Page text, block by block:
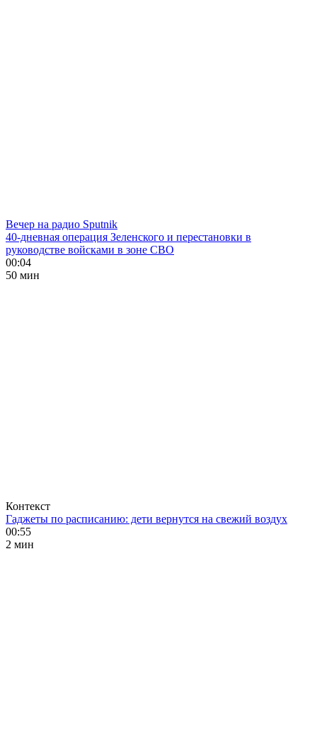
Вечер на радио Sputnik
40-дневная операция Зеленского и перестановки в
руководстве войсками в зоне СВО
00:04
50 мин
Контекст
Гаджеты по расписанию: дети вернутся на свежий воздух
00:55
2 мин